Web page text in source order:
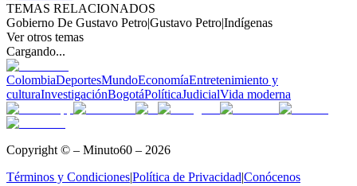
TEMAS RELACIONADOS
Gobierno De Gustavo Petro|Gustavo Petro|Indígenas
Ver otros temas
Cargando...
ColombiaDeportesMundoEconomíaEntretenimiento y
culturaInvestigaciónBogotáPolíticaJudicialVida moderna
Copyright © – Minuto60 – 2026
Términos y Condiciones|Política de Privacidad|Conócenos